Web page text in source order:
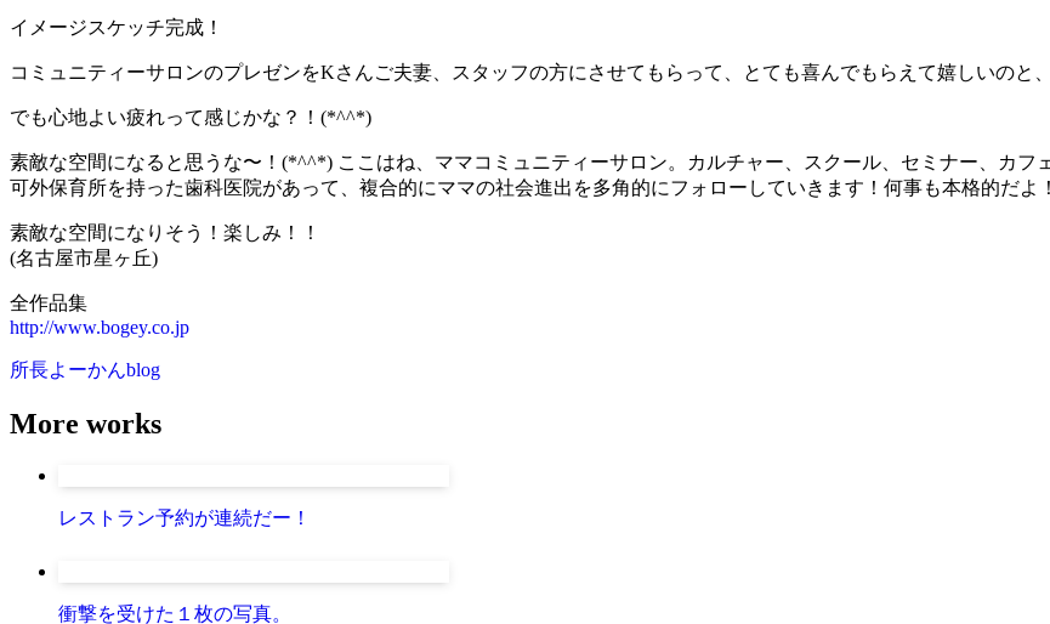
イメージスケッチ完成！
コミュニティーサロンのプレゼンをKさんご夫妻、スタッフの方にさせてもらって、とても喜んでもらえて嬉しいのと
でも心地よい疲れって感じかな？！(*^^*)
素敵な空間になると思うな〜！(*^^*) ここはね、ママコミュニティーサロン。カルチャー、スクール、セミナー、カ
可外保育所を持った歯科医院があって、複合的にママの社会進出を多角的にフォローしていきます！何事も本格的だ
素敵な空間になりそう！楽しみ！！
(名古屋市星ヶ丘)
全作品集
http://www.bogey.co.jp
所長よーかんblog
More works
レストラン予約が連続だー！
衝撃を受けた１枚の写真。